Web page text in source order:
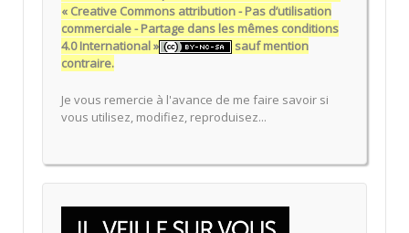
« Creative Commons attribution - Pas d’utilisation
commerciale - Partage dans les mêmes conditions
4.0 International »
sauf mention
contraire.
Je vous remercie à l'avance de me faire savoir si
vous utilisez, modifiez, reproduisez...